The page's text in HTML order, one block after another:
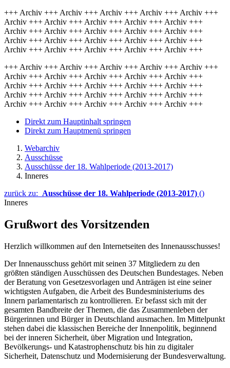
+++ Archiv +++ Archiv +++ Archiv +++ Archiv +++ Archiv +++
Archiv +++ Archiv +++ Archiv +++ Archiv +++ Archiv +++
Archiv +++ Archiv +++ Archiv +++ Archiv +++ Archiv +++
Archiv +++ Archiv +++ Archiv +++ Archiv +++ Archiv +++
Archiv +++ Archiv +++ Archiv +++ Archiv +++ Archiv +++
+++ Archiv +++ Archiv +++ Archiv +++ Archiv +++ Archiv +++
Archiv +++ Archiv +++ Archiv +++ Archiv +++ Archiv +++
Archiv +++ Archiv +++ Archiv +++ Archiv +++ Archiv +++
Archiv +++ Archiv +++ Archiv +++ Archiv +++ Archiv +++
Archiv +++ Archiv +++ Archiv +++ Archiv +++ Archiv +++
Direkt zum Hauptinhalt springen
Direkt zum Hauptmenü springen
Webarchiv
Ausschüsse
Ausschüsse der 18. Wahlperiode (2013-2017)
Inneres
zurück zu: Ausschüsse der 18. Wahlperiode (2013-2017) ()
Inneres
Grußwort des Vorsitzenden
Herzlich willkommen auf den Internetseiten des Innenausschusses!
Der Innenausschuss gehört mit seinen 37 Mitgliedern zu den
größten ständigen Ausschüssen des Deutschen Bundestages. Neben
der Beratung von Gesetzesvorlagen und Anträgen ist eine seiner
wichtigsten Aufgaben, die Arbeit des Bundesministeriums des
Innern parlamentarisch zu kontrollieren. Er befasst sich mit der
gesamten Bandbreite der Themen, die das Zusammenleben der
Bürgerinnen und Bürger in Deutschland ausmachen. Im Mittelpunkt
stehen dabei die klassischen Bereiche der Innenpolitik, beginnend
bei der inneren Sicherheit, über Migration und Integration,
Bevölkerungs- und Katastrophenschutz bis hin zu digitaler
Sicherheit, Datenschutz und Modernisierung der Bundesverwaltung.